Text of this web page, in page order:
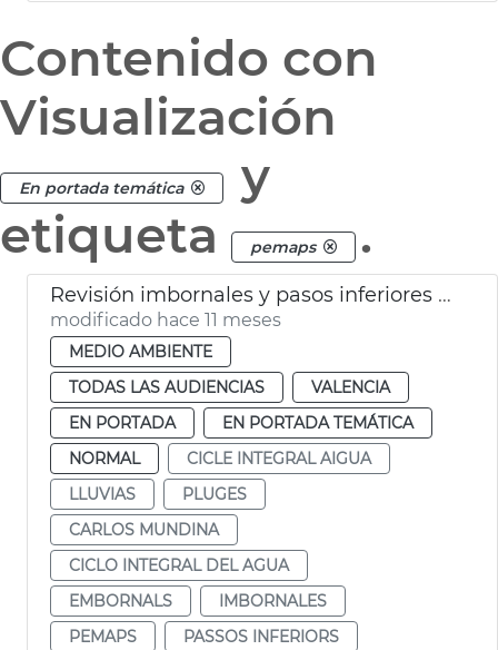
Contenido con
Visualización
En portada temática
y
etiqueta
pemaps .
Revisión imbornales y pasos inferiores por lluvias
modificado hace 11 meses
MEDIO AMBIENTE
TODAS LAS AUDIENCIAS
VALENCIA
EN PORTADA
EN PORTADA TEMÁTICA
NORMAL
CICLE INTEGRAL AIGUA
LLUVIAS
PLUGES
CARLOS MUNDINA
CICLO INTEGRAL DEL AGUA
EMBORNALS
IMBORNALES
PEMAPS
PASSOS INFERIORS